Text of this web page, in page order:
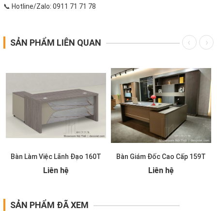
📞 Hotline/Zalo: 0911 71 71 78
SẢN PHẨM LIÊN QUAN
Bàn Làm Việc Lãnh Đạo 160T
Liên hệ
Bàn Giám Đốc Cao Cấp 159T
Liên hệ
SẢN PHẨM ĐÃ XEM